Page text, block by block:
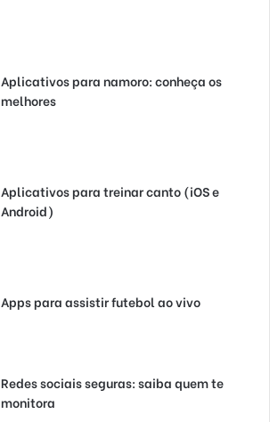
Aplicativos para namoro: conheça os
melhores
Aplicativos para treinar canto (iOS e
Android)
Apps para assistir futebol ao vivo
Redes sociais seguras: saiba quem te
monitora